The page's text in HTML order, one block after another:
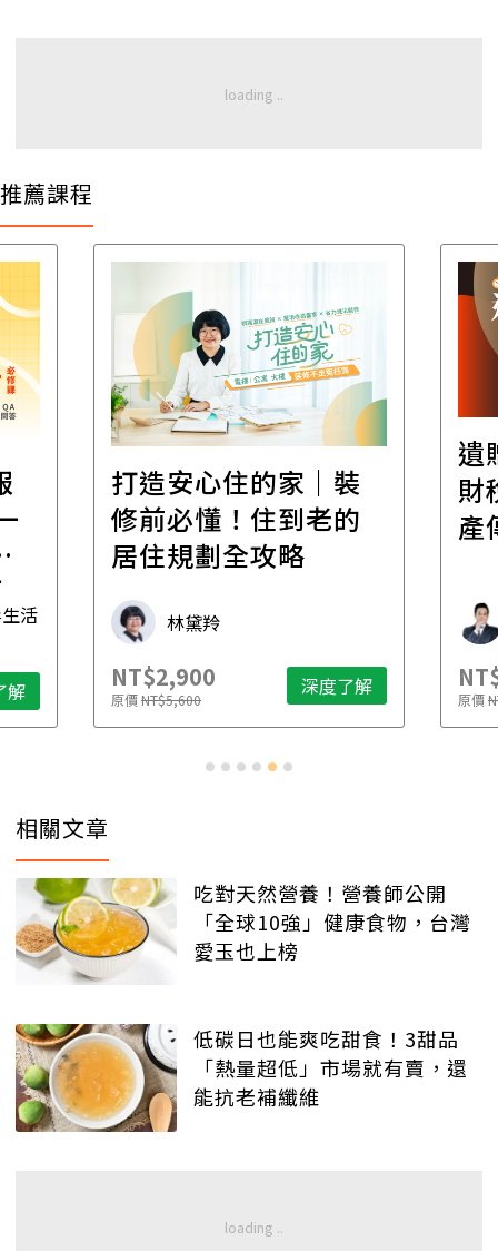
推薦課程
活
解
打造安心住的家｜裝
修前必懂！住到老的
居住規劃全攻略
林黛羚
NT$2,900
原價NT$5,600 深度了解
遺
財
產
原價
相關文章
吃對天然營養！營養師公開
「全球10強」健康食物，台灣
愛玉也上榜
低碳日也能爽吃甜食！3甜品
「熱量超低」市場就有賣，還
能抗老補纖維